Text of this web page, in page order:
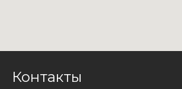
Контакты